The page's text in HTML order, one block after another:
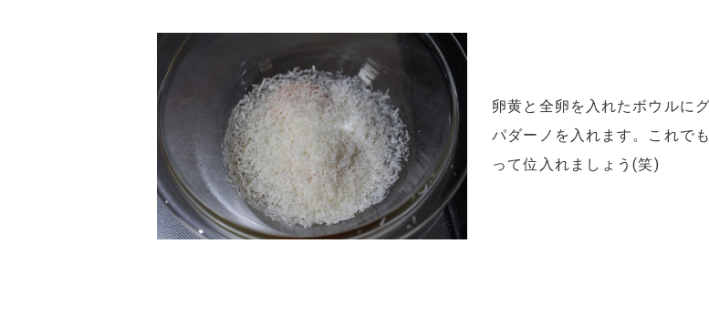
卵黄と全卵を入れたボウルに
パダーノを入れます。これでも
って位入れましょう(笑)